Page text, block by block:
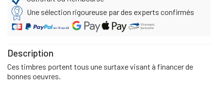
Une sélection rigoureuse par des experts confirmés
Description
Ces timbres portent tous une surtaxe visant à financer de
bonnes oeuvres.